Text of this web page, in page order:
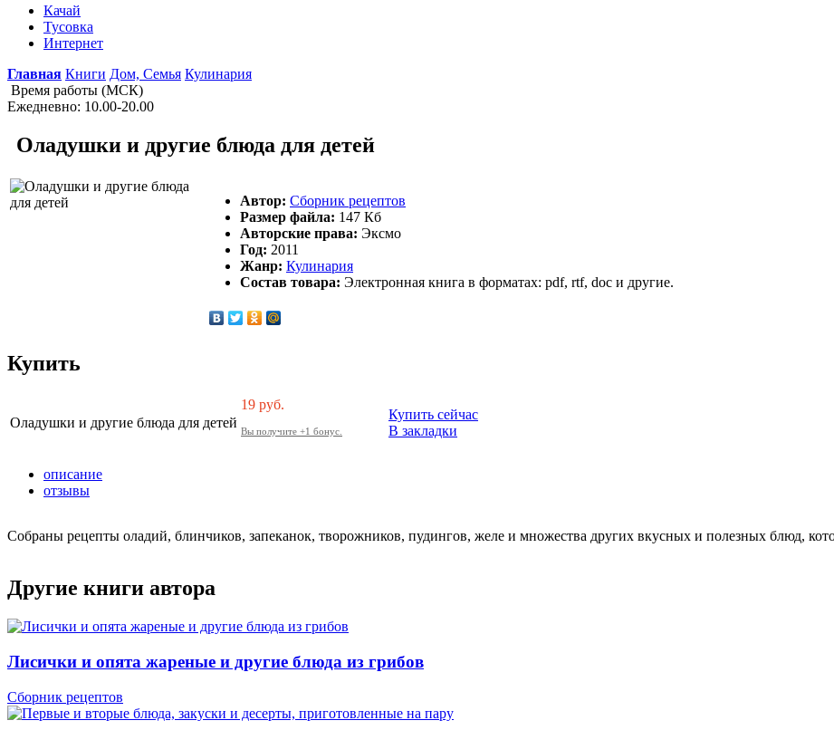
Качай
Тусовка
Интернет
Главная Книги Дом, Семья Кулинария
Время работы (МСК)
Ежедневно: 10.00-20.00
Оладушки и другие блюда для детей
Автор: Сборник рецептов
Размер файла: 147 Кб
Авторские права: Эксмо
Год: 2011
Жанр: Кулинария
Состав товара: Электронная книга в форматах: pdf, rtf, doc и другие.
Купить
Оладушки и другие блюда для детей
19 руб.
Вы получите +1 бонус.
Купить сейчас
В закладки
описание
отзывы
Собраны рецепты оладий, блинчиков, запеканок, творожников, пудингов, желе и множества других вкусных и полезных блюд,
Другие книги автора
Лисички и опята жареные и другие блюда из грибов
Сборник рецептов